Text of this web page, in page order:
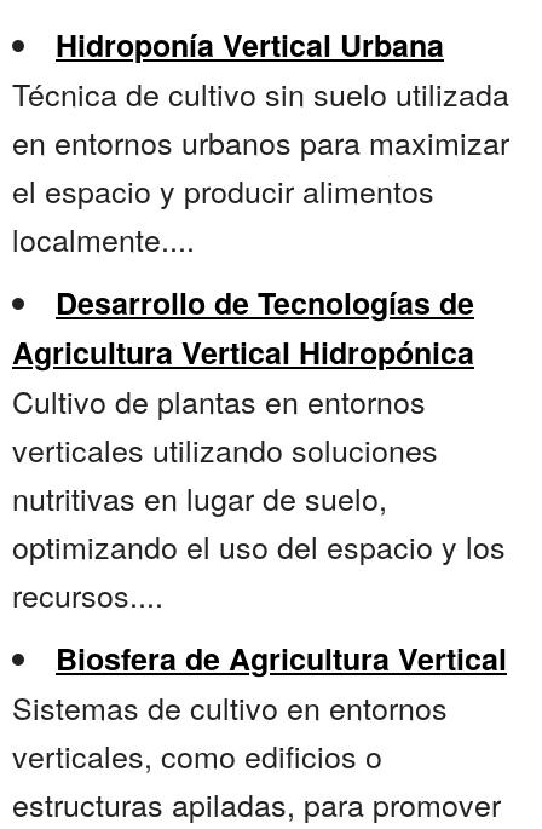
Hidroponía Vertical Urbana
Técnica de cultivo sin suelo utilizada
en entornos urbanos para maximizar
el espacio y producir alimentos
localmente....
Desarrollo de Tecnologías de
Agricultura Vertical Hidropónica
Cultivo de plantas en entornos
verticales utilizando soluciones
nutritivas en lugar de suelo,
optimizando el uso del espacio y los
recursos....
Biosfera de Agricultura Vertical
Sistemas de cultivo en entornos
verticales, como edificios o
estructuras apiladas, para promover